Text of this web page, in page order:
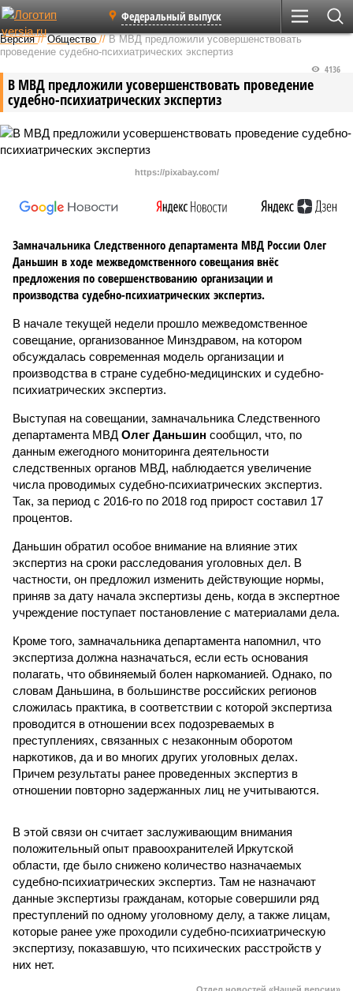
Федеральный выпуск
Версия //Общество //В МВД предложили усовершенствовать
проведение судебно-психиатрических экспертиз
В МВД предложили усовершенствовать проведение
судебно-психиатрических экспертиз
4136
https://pixabay.com/
Замначальника Следственного департамента МВД России Олег
Даньшин в ходе межведомственного совещания внёс
предложения по совершенствованию организации и
производства судебно-психиатрических экспертиз.
В начале текущей недели прошло межведомственное
совещание, организованное Минздравом, на котором
обсуждалась современная модель организации и
производства в стране судебно-медицинских и судебно-
психиатрических экспертиз.
Выступая на совещании, замначальника Следственного
департамента МВД Олег Даньшин сообщил, что, по
данным ежегодного мониторинга деятельности
следственных органов МВД, наблюдается увеличение
числа проводимых судебно-психиатрических экспертиз.
Так, за период с 2016-го по 2018 год прирост составил 17
процентов.
Даньшин обратил особое внимание на влияние этих
экспертиз на сроки расследования уголовных дел. В
частности, он предложил изменить действующие нормы,
приняв за дату начала экспертизы день, когда в экспертное
учреждение поступает постановление с материалами дела.
Кроме того, замначальника департамента напомнил, что
экспертиза должна назначаться, если есть основания
полагать, что обвиняемый болен наркоманией. Однако, по
словам Даньшина, в большинстве российских регионов
сложилась практика, в соответствии с которой экспертиза
проводится в отношении всех подозреваемых в
преступлениях, связанных с незаконным оборотом
наркотиков, да и во многих других уголовных делах.
Причем результаты ранее проведенных экспертиз в
отношении повторно задержанных лиц не учитываются.
В этой связи он считает заслуживающим внимания
положительный опыт правоохранителей Иркутской
области, где было снижено количество назначаемых
судебно-психиатрических экспертиз. Там не назначают
данные экспертизы гражданам, которые совершили ряд
преступлений по одному уголовному делу, а также лицам,
которые ранее уже проходили судебно-психиатрическую
экспертизу, показавшую, что психических расстройств у
них нет.